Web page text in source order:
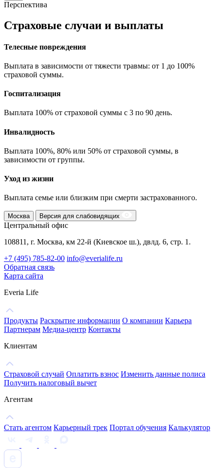
Перспектива
Страховые случаи и выплаты
Телесные повреждения
Выплата в зависимости от тяжести травмы: от 1 до 100%
страховой суммы.
Госпитализация
Выплата 100% от страховой суммы с 3 по 90 день.
Инвалидность
Выплата 100%, 80% или 50% от страховой суммы, в
зависимости от группы.
Уход из жизни
Выплата семье или близким при смерти застрахованного.
Москва Версия для слабовидящих
Центральный офис
108811, г. Москва, км 22-й (Киевское ш.), двлд. 6, стр. 1.
+7 (495) 785-82-00 info@everialife.ru
Обратная связь
Карта сайта
Everia Life
Продукты Раскрытие информации О компании Карьера
Партнерам Медиа-центр Контакты
Клиентам
Страховой случай Оплатить взнос Изменить данные полиса
Получить налоговый вычет
Агентам
Стать агентом Карьерный трек Портал обучения Калькулятор